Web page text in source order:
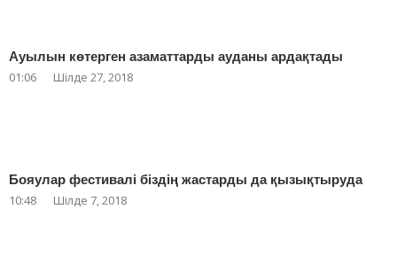
Ауылын көтерген азаматтарды ауданы ардақтады
01:06 Шілде 27, 2018
Бояулар фестивалі біздің жастарды да қызықтыруда
10:48 Шілде 7, 2018